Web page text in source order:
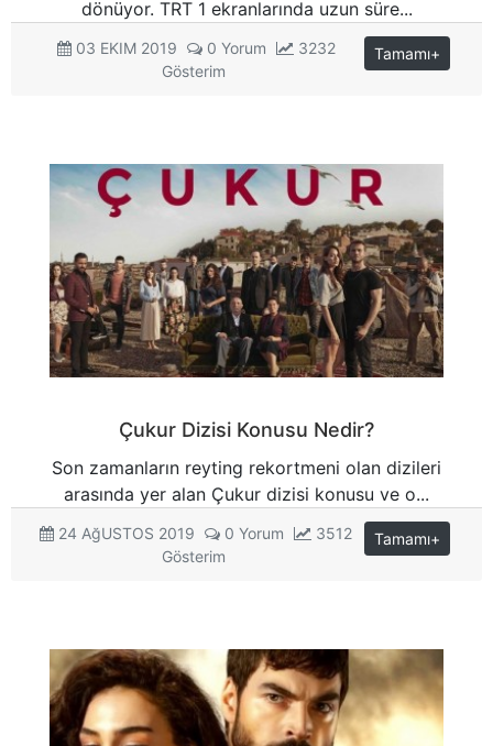
dönüyor. TRT 1 ekranlarında uzun süre...
03 EKIM 2019 0 Yorum
3232
Gösterim
Tamamı+
Çukur Dizisi Konusu Nedir?
Son zamanların reyting rekortmeni olan dizileri
arasında yer alan Çukur dizisi konusu ve o...
24 AğUSTOS 2019 0 Yorum
3512
Gösterim
Tamamı+